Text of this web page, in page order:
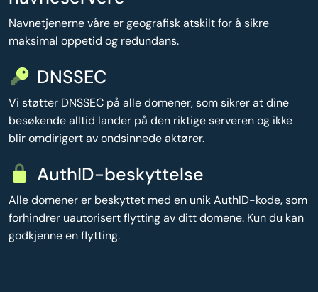
Navnetjenerne våre er geografisk atskilt for å sikre
maksimal oppetid og redundans.
DNSSEC
Vi støtter DNSSEC på alle domener, som sikrer at dine
besøkende alltid lander på den riktige serveren og ikke
blir omdirigert av ondsinnede aktører.
AuthID-beskyttelse
Alle domener er beskyttet med en unik AuthID-kode, som
forhindrer uautorisert flytting av ditt domene. Kun du kan
godkjenne en flytting.